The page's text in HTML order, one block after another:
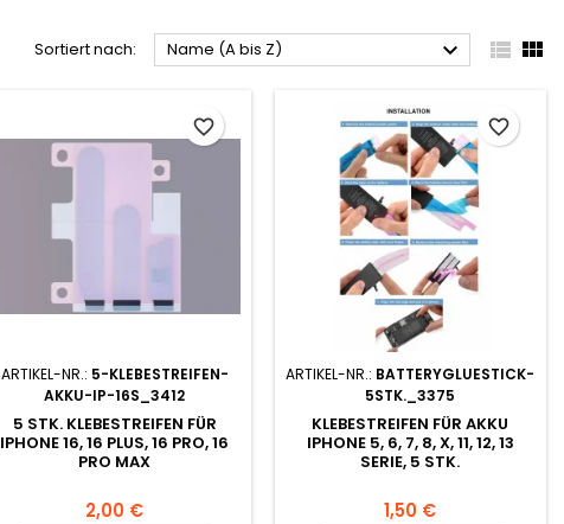
Sortiert nach: Name (A bis Z)   
ARTIKEL-NR.: 5-KLEBESTREIFEN-
AKKU-IP-16S_3412
5 STK. KLEBESTREIFEN FÜR
IPHONE 16, 16 PLUS, 16 PRO, 16
PRO MAX
2,00 €
favorite_border
ARTIKEL-NR.: BATTERYGLUESTICK-
5STK._3375
KLEBESTREIFEN FÜR AKKU
IPHONE 5, 6, 7, 8, X, 11, 12, 13
SERIE, 5 STK.
1,50 €
favorite_border